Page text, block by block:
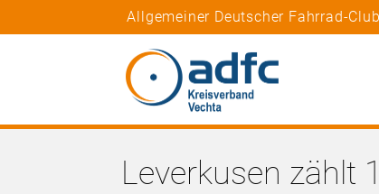
Allgemeiner Deutscher Fahrrad-
Leverkusen zählt